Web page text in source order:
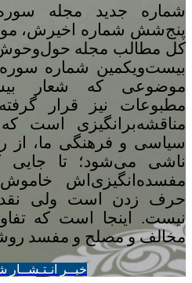
شماره‌ جدید مجله سوره
پنجشش شماره‌ اخیرش،
کل مطالب مجله
بیست‌ویکمین شماره‌
موضوعی که شعار
مطبوعات نیز قرار
مناقشه‌برانگیزی است
سیاسی و فرهنگی ما، از
ناشی می‌شود؛ تا جایی
مفسده‌انگیزی‌اش خاموش
حرف زدن است ولی
نیست. اینجا است که
مخالف و مصلح و مفسد
خبــر انـتـشــار